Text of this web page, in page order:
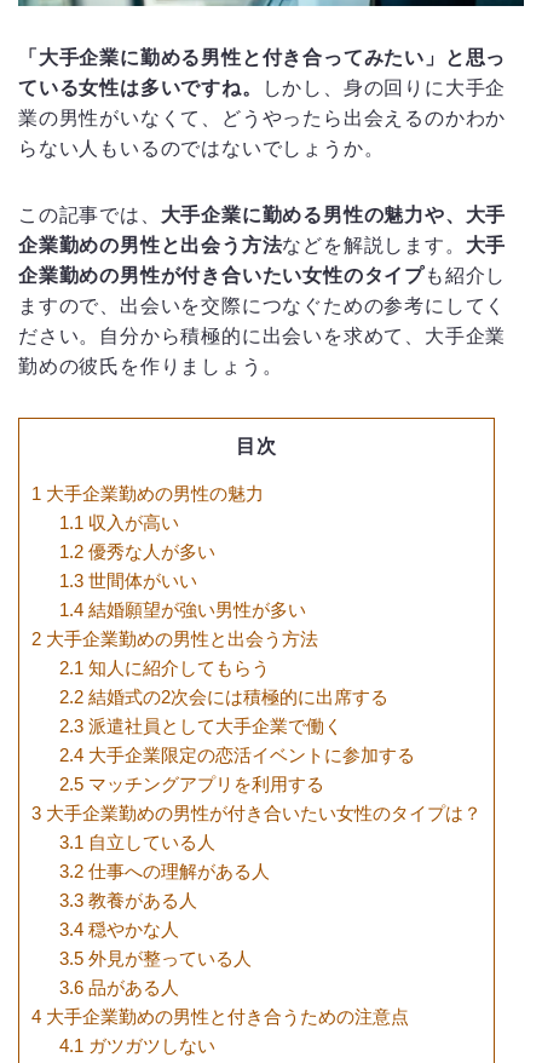
「大手企業に勤める男性と付き合ってみたい」と思っ
ている女性は多いですね。
しかし、身の回りに大手企
業の男性がいなくて、どうやったら出会えるのかわか
らない人もいるのではないでしょうか。
この記事では、 大手企業に勤める男性の魅力や、大手
企業勤めの男性と出会う方法などを解説します。 大手
企業勤めの男性が付き合いたい女性のタイプも紹介し
ますので、出会いを交際につなぐための参考にしてく
ださい。自分から積極的に出会いを求めて、大手企業
勤めの彼氏を作りましょう。
目次
1 大手企業勤めの男性の魅力
1.1 収入が高い
1.2優秀な人が多い
1.3世間体がいい
1.4結婚願望が強い男性が多い
2 大手企業勤めの男性と出会う方法
2.1 知人に紹介してもらう
2.2結婚式の2次会には積極的に出席する
2.3派遣社員として大手企業で働く
2.4大手企業限定の恋活イベントに参加する
2.5マッチングアプリを利用する
3 大手企業勤めの男性が付き合いたい女性のタイプは？
3.1 自立している人
3.2仕事への理解がある人
3.3教養がある人
3.4穏やかな人
3.5外見が整っている人
3.6品がある人
4 大手企業勤めの男性と付き合うための注意点
4.1 ガツガツしない